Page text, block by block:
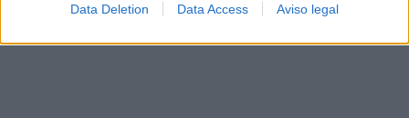
Data Deletion Data Access Aviso legal